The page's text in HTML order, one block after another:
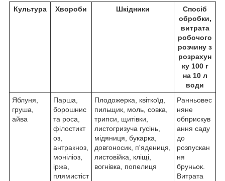
Культура Хвороби Шкідники
Спосіб
обробки,
витрата
робочого
розчину з
розрахун
ку 100 г
на 10 л
води
Яблуня,
груша,
айва
Парша,
борошнис
та роса,
філостикт
оз,
антракноз,
моніліоз,
іржа,
плямистіст
Плодожерка, квіткоїд,
пильщик, моль, совка,
трипси, щитівки,
листогризуча гусінь,
мідяниця, букарка,
довгоносик, п'ядениця,
листовійка, кліщі,
вогнівка, попелиця
Ранньовес
няне
обприскув
ання саду
до
розпускан
ня
бруньок.
Витрата